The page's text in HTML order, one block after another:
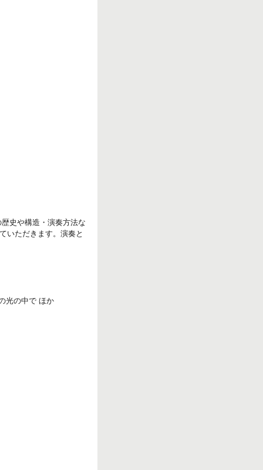
史や構造・演奏方法な
いただきます。演奏と
光の中で ほか